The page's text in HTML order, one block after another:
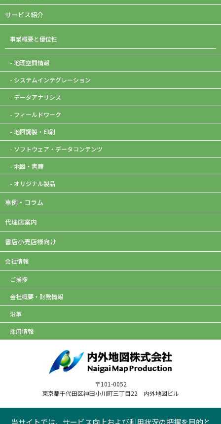
当サイトでは、サービス向上および利用状況の把握を目的と
サービス紹介
事業概要と優位性
- 地理空間情報
- システムインテグレーション
- データアナリシス
- フィールドワーク
- 地図調製・印刷
- ソフトウェア・データコンテンツ
- 地図・書籍
- オリジナル製品
事例・コラム
代理店案内
書店小売店様向け
会社情報
ご挨拶
会社概要・財務情報
沿革
採用情報
〒101-0052
東京都千代田区神田小川町三丁目22 内外地図ビル